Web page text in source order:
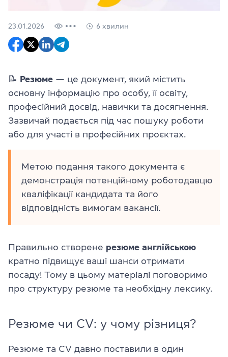
23.01.2026 6 хвилин
📝 Резюме — це документ, який містить
основну інформацію про особу, її освіту,
професійний досвід, навички та досягнення.
Зазвичай подається під час пошуку роботи
або для участі в професійних проєктах.
Метою подання такого документа є
демонстрація потенційному роботодавцю
кваліфікації кандидата та його
відповідність вимогам вакансії.
Правильно створене резюме англійською
кратно підвищує ваші шанси отримати
посаду! Тому в цьому матеріалі поговоримо
про структуру резюме та необхідну лексику.
Резюме чи CV: у чому різниця?
Резюме та CV давно поставили в один